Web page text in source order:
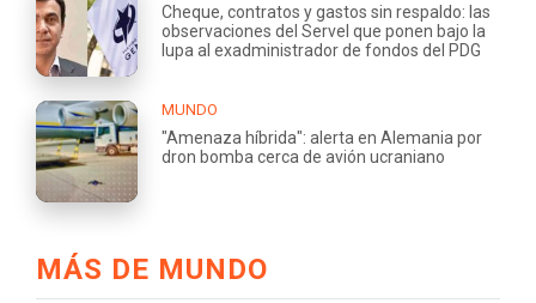
Cheque, contratos y gastos sin respaldo: las
observaciones del Servel que ponen bajo la
lupa al exadministrador de fondos del PDG
MUNDO
"Amenaza híbrida": alerta en Alemania por
dron bomba cerca de avión ucraniano
MÁS DE MUNDO